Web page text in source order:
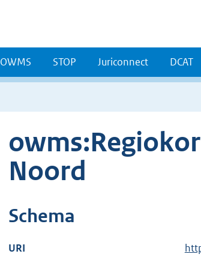
OWMS STOP Juriconnect DCAT
Noord
Schema
URI